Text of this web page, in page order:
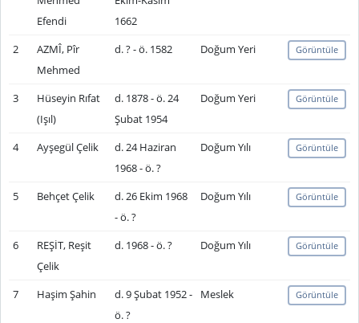
Efendi
1662
2
AZMÎ, Pîr
Mehmed
d. ? - ö. 1582 Doğum Yeri Görüntüle
3
Hüseyin Rıfat
(Işıl)
d. 1878 - ö. 24
Şubat 1954
Doğum Yeri Görüntüle
4 Ayşegül Çelik
d. 24 Haziran
1968 - ö. ?
Doğum Yılı Görüntüle
5 Behçet Çelik
d. 26 Ekim 1968
- ö. ?
Doğum Yılı Görüntüle
6
REŞİT, Reşit
Çelik
d. 1968 - ö. ? Doğum Yılı Görüntüle
7 Haşim Şahin
d. 9 Şubat 1952 -
ö. ?
Meslek Görüntüle